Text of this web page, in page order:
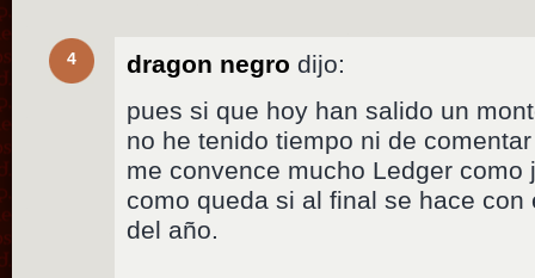
4 dragon negro dijo:
pues si que hoy han salido un
no he tenido tiempo ni de
me convence mucho Ledger como
como queda si al final se hace
del año.